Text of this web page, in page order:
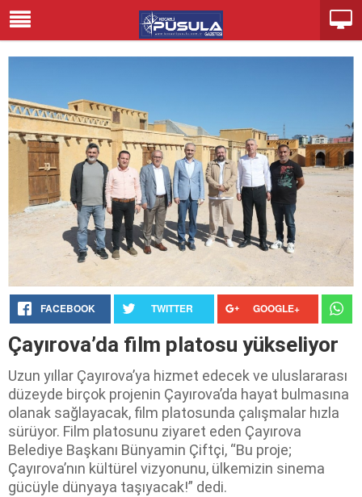
FACEBOOK TWITTER GOOGLE+
Çayırova’da film platosu yükseliyor
Uzun yıllar Çayırova’ya hizmet edecek ve uluslararası
düzeyde birçok projenin Çayırova’da hayat bulmasına
olanak sağlayacak, film platosunda çalışmalar hızla
sürüyor. Film platosunu ziyaret eden Çayırova
Belediye Başkanı Bünyamin Çiftçi, “Bu proje;
Çayırova’nın kültürel vizyonunu, ülkemizin sinema
gücüyle dünyaya taşıyacak!” dedi.